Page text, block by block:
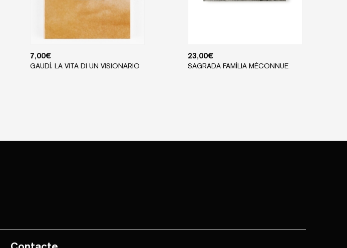
7,00€
GAUDÍ. LA VITA DI UN VISIONARIO
23,00€
SAGRADA FAMÍLIA MÉCONNUE